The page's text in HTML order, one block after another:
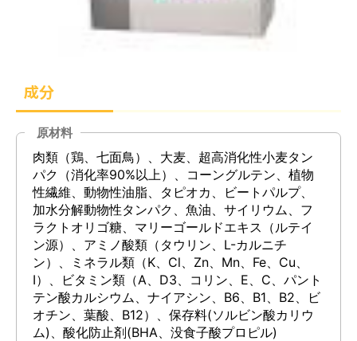
成分
原材料
肉類（鶏、七面鳥）、大麦、超高消化性小麦タン
パク（消化率90%以上）、コーングルテン、植物
性繊維、動物性油脂、タピオカ、ビートパルプ、
加水分解動物性タンパク、魚油、サイリウム、フ
ラクトオリゴ糖、マリーゴールドエキス（ルテイ
ン源）、アミノ酸類（タウリン、L-カルニチ
ン）、ミネラル類（K、Cl、Zn、Mn、Fe、Cu、
I）、ビタミン類（A、D3、コリン、E、C、パント
テン酸カルシウム、ナイアシン、B6、B1、B2、ビ
オチン、葉酸、B12）、保存料(ソルビン酸カリウ
ム)、酸化防止剤(BHA、没食子酸プロピル)